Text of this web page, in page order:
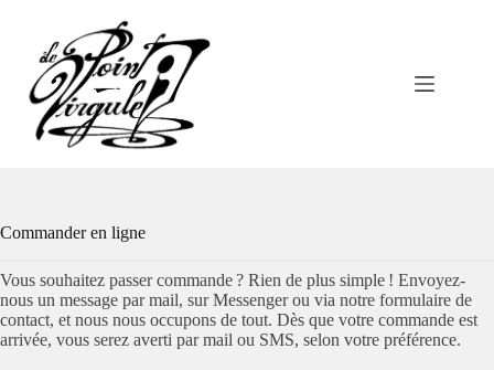
contenu
Commander en ligne
Vous souhaitez passer commande ? Rien de plus simple ! Envoyez-
nous un message par mail, sur Messenger ou via notre formulaire de
contact, et nous nous occupons de tout. Dès que votre commande est
arrivée, vous serez averti par mail ou SMS, selon votre préférence.